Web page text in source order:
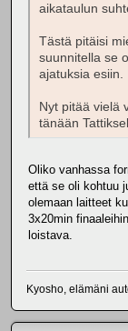
aikataulun
Tästä pitäisi
suunnitella se
ajatuksia esiin.
Nyt pitää vielä
tänään
Oliko vanhassa
että se oli kohtuu
olemaan laitteet
3x20min
loistava.
Kyosho, elämäni